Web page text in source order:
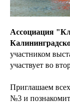
Ассоциация
участником
участвует во
Приглашаем
№3 и